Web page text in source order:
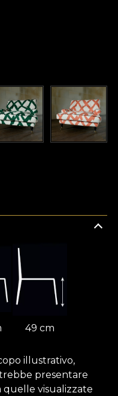
49 cm
illustrativo,
presentare
quelle visualizzate